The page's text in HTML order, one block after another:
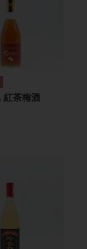
紅茶梅酒